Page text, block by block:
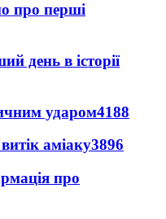
про перші
день в історії
ударом4188
аміаку3896
про